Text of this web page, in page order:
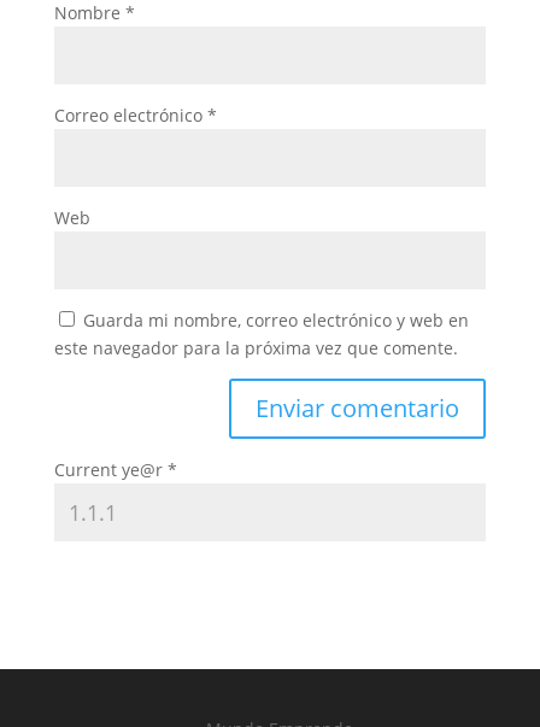
Nombre *
Correo electrónico *
Web
Guarda mi nombre, correo electrónico y web en
este navegador para la próxima vez que comente.
Current ye@r *